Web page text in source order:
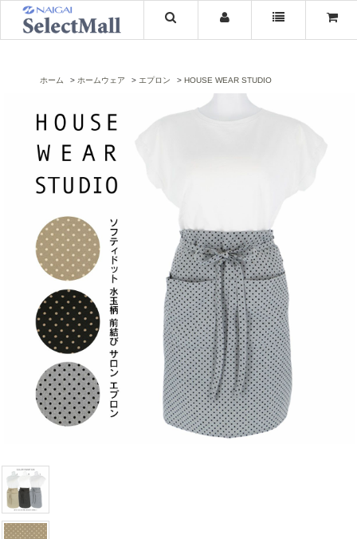
ホーム ホームウェア エプロン HOUSE WEAR STUDIO